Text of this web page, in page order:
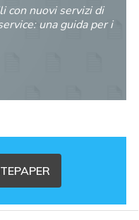
con nuovi servizi di
una guida per i